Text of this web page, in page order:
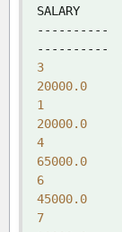
----------
----------
3
20000.0
1
20000.0
4
65000.0
6
45000.0
7